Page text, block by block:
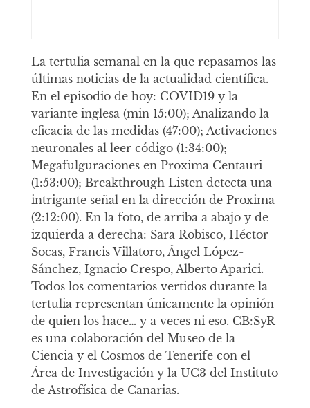
La tertulia semanal en la que repasamos las
últimas noticias de la actualidad científica.
En el episodio de hoy: COVID19 y la
variante inglesa (min 15:00); Analizando la
eficacia de las medidas (47:00); Activaciones
neuronales al leer código (1:34:00);
Megafulguraciones en Proxima Centauri
(1:53:00); Breakthrough Listen detecta una
intrigante señal en la dirección de Proxima
(2:12:00). En la foto, de arriba a abajo y de
izquierda a derecha: Sara Robisco, Héctor
Socas, Francis Villatoro, Ángel López-
Sánchez, Ignacio Crespo, Alberto Aparici.
Todos los comentarios vertidos durante la
tertulia representan únicamente la opinión
de quien los hace… y a veces ni eso. CB:SyR
es una colaboración del Museo de la
Ciencia y el Cosmos de Tenerife con el
Área de Investigación y la UC3 del Instituto
de Astrofísica de Canarias.